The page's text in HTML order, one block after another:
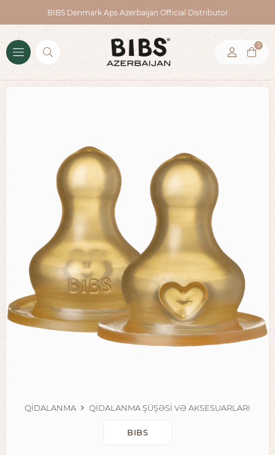
BIBS Denmark Aps Azerbaijan Official Distributor
0
QİDALANMA QİDALANMA ŞÜŞƏSİ VƏ AKSESUARLARI
BIBS